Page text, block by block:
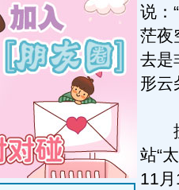
说：
茫夜
去是
形云
据
站“
11